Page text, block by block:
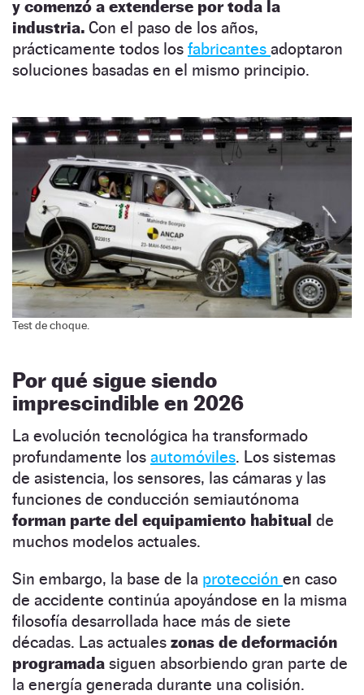
y comenzó a extenderse por toda la
industria. Con el paso de los años,
prácticamente todos los fabricantes adoptaron
soluciones basadas en el mismo principio.
Test de choque.
Por qué sigue siendo
imprescindible en 2026
La evolución tecnológica ha transformado
profundamente los automóviles. Los sistemas
de asistencia, los sensores, las cámaras y las
funciones de conducción semiautónoma
forman parte del equipamiento habitual de
muchos modelos actuales.
Sin embargo, la base de la protección en caso
de accidente continúa apoyándose en la misma
filosofía desarrollada hace más de siete
décadas. Las actuales zonas de deformación
programada siguen absorbiendo gran parte de
la energía generada durante una colisión.